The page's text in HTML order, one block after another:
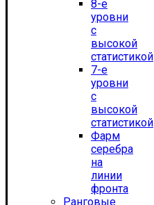
8-е
уровни
с
высокой
статистикой
7-е
уровни
с
высокой
статистикой
Фарм
серебра
на
линии
фронта
Ранговые